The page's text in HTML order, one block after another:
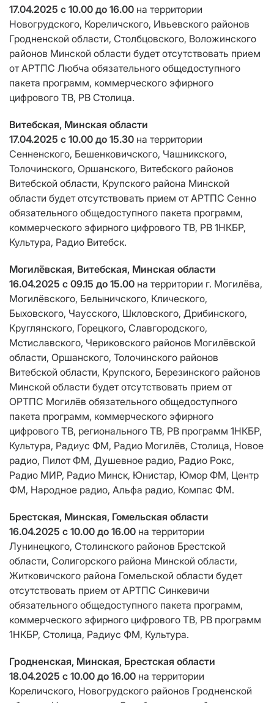
17.04.2025 с 10.00 до 16.00 на территории
Новогрудского, Кореличского, Ивьевского районов
Гродненской области, Столбцовского, Воложинского
районов Минской области будет отсутствовать прием
от АРТПС Любча обязательного общедоступного
пакета программ, коммерческого эфирного
цифрового ТВ, РВ Столица.
Витебская, Минская области
17.04.2025 с 10.00 до 15.30 на территории
Сенненского, Бешенковичского, Чашникского,
Толочинского, Оршанского, Витебского районов
Витебской области, Крупского района Минской
области будет отсутствовать прием от АРТПС Сенно
обязательного общедоступного пакета программ,
коммерческого эфирного цифрового ТВ, РВ 1НКБР,
Культура, Радио Витебск.
Могилёвская, Витебская, Минская области
16.04.2025 с 09.15 до 15.00 на территории г. Могилёва,
Могилёвского, Белыничского, Клического,
Быховского, Чаусского, Шкловского, Дрибинского,
Круглянского, Горецкого, Славгородского,
Мстиславского, Чериковского районов Могилёвской
области, Оршанского, Толочинского районов
Витебской области, Крупского, Березинского районов
Минской области будет отсутствовать прием от
ОРТПС Могилёв обязательного общедоступного
пакета программ, коммерческого эфирного
цифрового ТВ, регионального ТВ, РВ программ 1НКБР,
Культура, Радиус ФМ, Радио Могилёв, Столица, Новое
радио, Пилот ФМ, Душевное радио, Радио Рокс,
Радио МИР, Радио Минск, Юнистар, Юмор ФМ, Центр
ФМ, Народное радио, Альфа радио, Компас ФМ.
Брестская, Минская, Гомельская области
16.04.2025 с 10.00 до 16.00 на территории
Лунинецкого, Столинского районов Брестской
области, Солигорского района Минской области,
Житковичского района Гомельской области будет
отсутствовать прием от АРТПС Синкевичи
обязательного общедоступного пакета программ,
коммерческого эфирного цифрового ТВ, РВ программ
1НКБР, Столица, Радиус ФМ, Культура.
Гродненская, Минская, Брестская области
18.04.2025 с 10.00 до 16.00 на территории
Кореличского, Новогрудского районов Гродненской